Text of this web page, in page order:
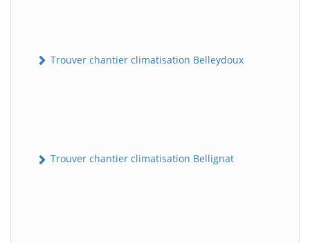
Trouver chantier climatisation Belleydoux
Trouver chantier climatisation Bellignat